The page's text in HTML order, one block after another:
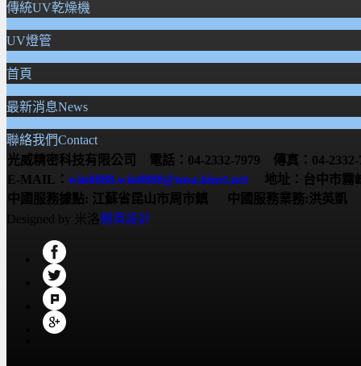
傳統UV乾燥機
UV燈管
首頁
最新消息News
聯絡我們Contact
光威精密科技有限公司 電話：04-2332-7979 傳真：04-2332-
E-MAIL： win8888.win8888@msa.hinet.net 地址：台中市霧
中國服務據點: 江蘇省昆山市周市鎮
中國服務業務:洪英凱
Designed by 米洛網頁設計